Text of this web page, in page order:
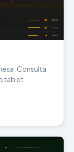
Consulta
tablet.